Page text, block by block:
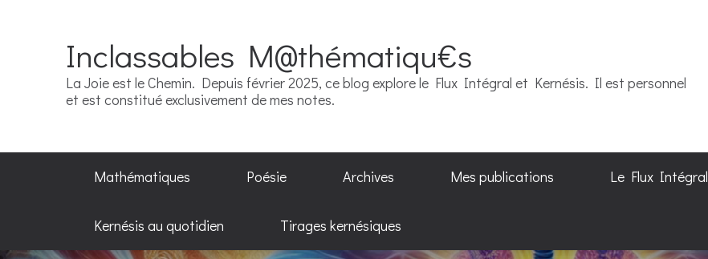
Inclassables M@thématiqu€s
La Joie est le Chemin. Depuis février 2025, ce blog explore le Flux Intégral et Kernésis. Il est personnel
et est constitué exclusivement de mes notes.
Mathématiques Poésie Archives Mes publications Le Flux Intégral
Kernésis au quotidien Tirages kernésiques